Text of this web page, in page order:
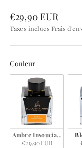
Prix de vente
€29,90 EUR
Taxes inclues Frais
CouleurCouleur
Ambre Insouciance
€29,90 EUR